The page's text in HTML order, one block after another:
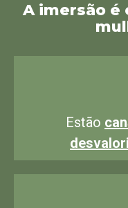
A imersão é
Estão